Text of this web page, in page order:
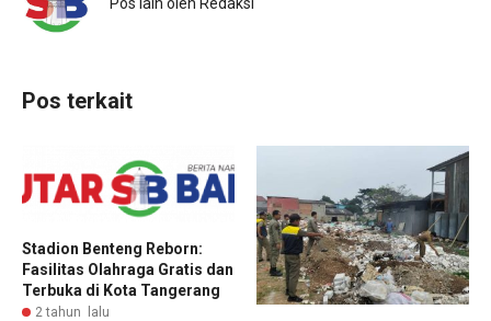
Pos terkait
Stadion Benteng Reborn:
Fasilitas Olahraga Gratis dan
Terbuka di Kota Tangerang
2 tahun lalu